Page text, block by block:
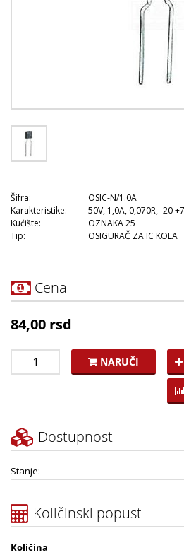
Šifra:
OSIC-N/1.0A
Karakteristike:
50V, 1,0A, 0,070R, -20
Kućište:
OZNAKA 25
Tip:
OSIGURAČ ZA IC KOLA
Cena
84,00 rsd
NARUČI
Dostupnost
Stanje:
Količinski popust
Količina